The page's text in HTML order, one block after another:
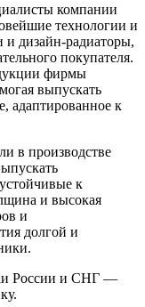
компании
технологии и
и дизайн-радиаторы,
покупателя.
фирмы
выпускать
адаптированное к
в производстве
к
и высокая
и
долгой и
России и СНГ —